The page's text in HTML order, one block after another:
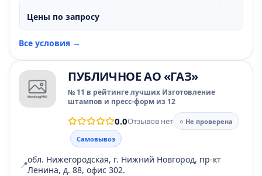
Цены по запросу
Все условия →
ПУБЛИЧНОЕ АО «ГАЗ»
№ 11 в рейтинге лучших Изготовление
штампов и пресс-форм из 12
0.0Отзывов нет
○ Не проверена
Самовывоз
📍обл. Нижегородская, г. Нижний Новгород, пр-кт
Ленина, д. 88, офис 302.